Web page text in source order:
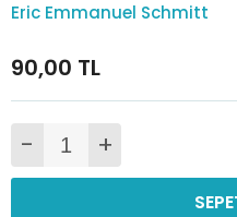
Eric Emmanuel Schmitt
90,00 TL
- +